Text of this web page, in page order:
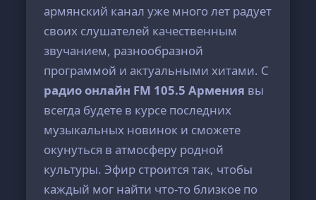
армянский канал уже много лет радует
своих слушателей качественным
звучанием, разнообразной
программой и актуальными хитами. С
радио онлайн FM 105.5 Армения вы
всегда будете в курсе последних
музыкальных новинок и сможете
окунуться в атмосферу родной
культуры. Эфир строится так, чтобы
каждый мог найти что-то близкое по